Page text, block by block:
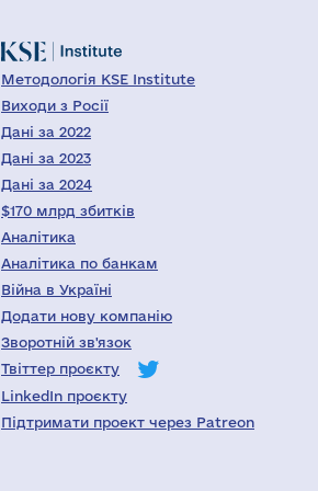
Методологія KSE Institute
Виходи з Росії
Дані за 2022
Дані за 2023
Дані за 2024
$170 млрд збитків
Аналітика
Аналітика по банкам
Війна в Україні
Додати нову компанію
Зворотній зв'язок
Твіттер проєкту
LinkedIn проєкту
Підтримати проект через Patreon